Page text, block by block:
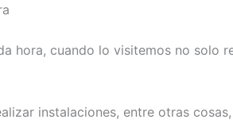
hora, cuando lo visitemos no solo
instalaciones, entre otras